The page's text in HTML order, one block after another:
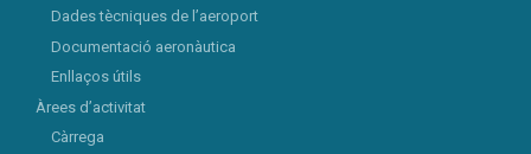
Dades tècniques de l’aeroport
Documentació aeronàutica
Enllaços útils
Àrees d’activitat
Càrrega